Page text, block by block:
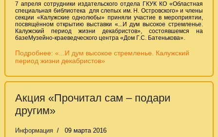
7 апреля сотрудники издательского отдела ГКУК КО «Областная
специальная библиотека для слепых им. Н. Островского» и члены
секции «Калужские однолюбы» приняли участие в мероприятии,
посвящённом открытию выставки «...И дум высокое стремленье.
Калужский период жизни декабристов», состоявшемся на
базеМузейно-краеведческого центра «Дом Г.С. Батенькова».
Подробнее: «...И дум высокое стремленье. Калужский
период жизни декабристов»
Акция «Прочитал сам – подари
другим»
Информация 09 марта 2016